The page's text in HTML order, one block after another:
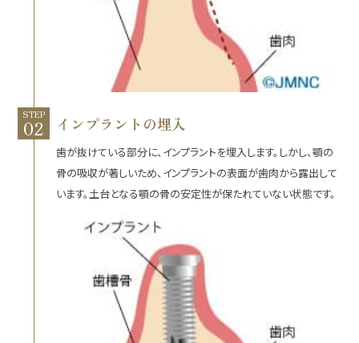
STEP インプラントの埋入
歯が抜けている部分に、インプラントを埋入します。しかし、顎の
骨の吸収が著しいため、インプラントの表面が歯肉から露出して
います。土台となる顎の骨の安定性が保たれていない状態です。